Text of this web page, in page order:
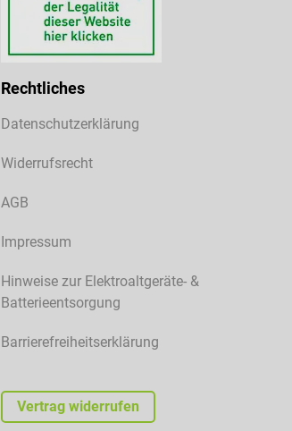
Rechtliches
Datenschutzerklärung
Widerrufsrecht
AGB
Impressum
Hinweise zur Elektroaltgeräte- &
Batterieentsorgung
Barrierefreiheitserklärung
Vertrag widerrufen